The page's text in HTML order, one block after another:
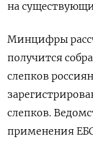
на
Минцифры
получится
слепков
слепков.
применения